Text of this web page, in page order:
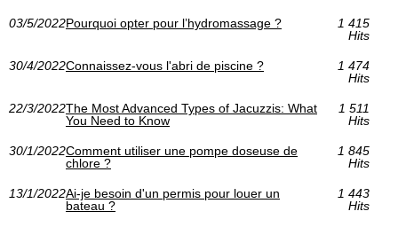
03/5/2022Pourquoi opter pour l’hydromassage ?
1 415
Hits
30/4/2022Connaissez-vous l'abri de piscine ?
1 474
Hits
22/3/2022The Most Advanced Types of Jacuzzis: What
You Need to Know
1 511
Hits
30/1/2022Comment utiliser une pompe doseuse de
chlore ?
1 845
Hits
13/1/2022Ai-je besoin d'un permis pour louer un
bateau ?
1 443
Hits